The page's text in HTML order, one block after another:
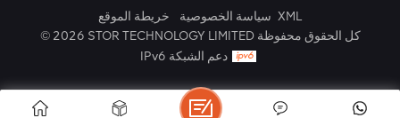
خريطة الموقع سياسة الخصوصية XML
© 2026 STOR TECHNOLOGY LIMITED كل الحقوق محفوظة
IPv6 دعم الشبكة